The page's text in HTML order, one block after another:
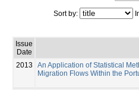
Sort by:
Issue
Date
2013
An Application of Statistical
Migration Flows Within the